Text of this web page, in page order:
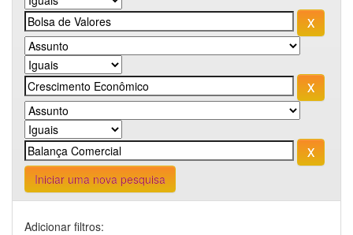
Iniciar uma nova pesquisa
Adicionar filtros: